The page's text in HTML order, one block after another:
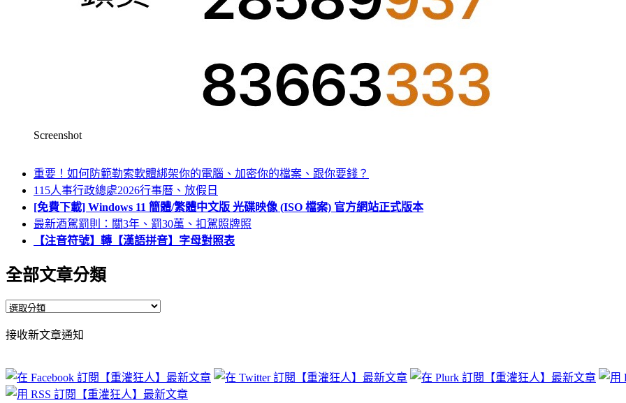
Screenshot
重要！如何防範勒索軟體綁架你的電腦、加密你的檔案、跟你要錢？
115人事行政總處2026行事曆、放假日
[免費下載] Windows 11 簡體/繁體中文版 光碟映像 (ISO 檔案) 官方網站正式版本
最新酒駕罰則：關3年、罰30萬、扣駕照牌照
【注音符號】轉【漢語拼音】字母對照表
全部文章分類
全
文
分
類
接收新文章通知